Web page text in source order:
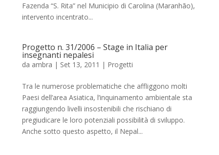
Fazenda “S. Rita” nel Municipio di Carolina (Maranhão),
intervento incentrato...
Progetto n. 31/2006 – Stage in Italia per
insegnanti nepalesi
da ambra | Set 13, 2011 | Progetti
Tra le numerose problematiche che affliggono molti
Paesi dell’area Asiatica, l’inquinamento ambientale sta
raggiungendo livelli insostenibili che rischiano di
pregiudicare le loro potenziali possibilità di sviluppo.
Anche sotto questo aspetto, il Nepal...